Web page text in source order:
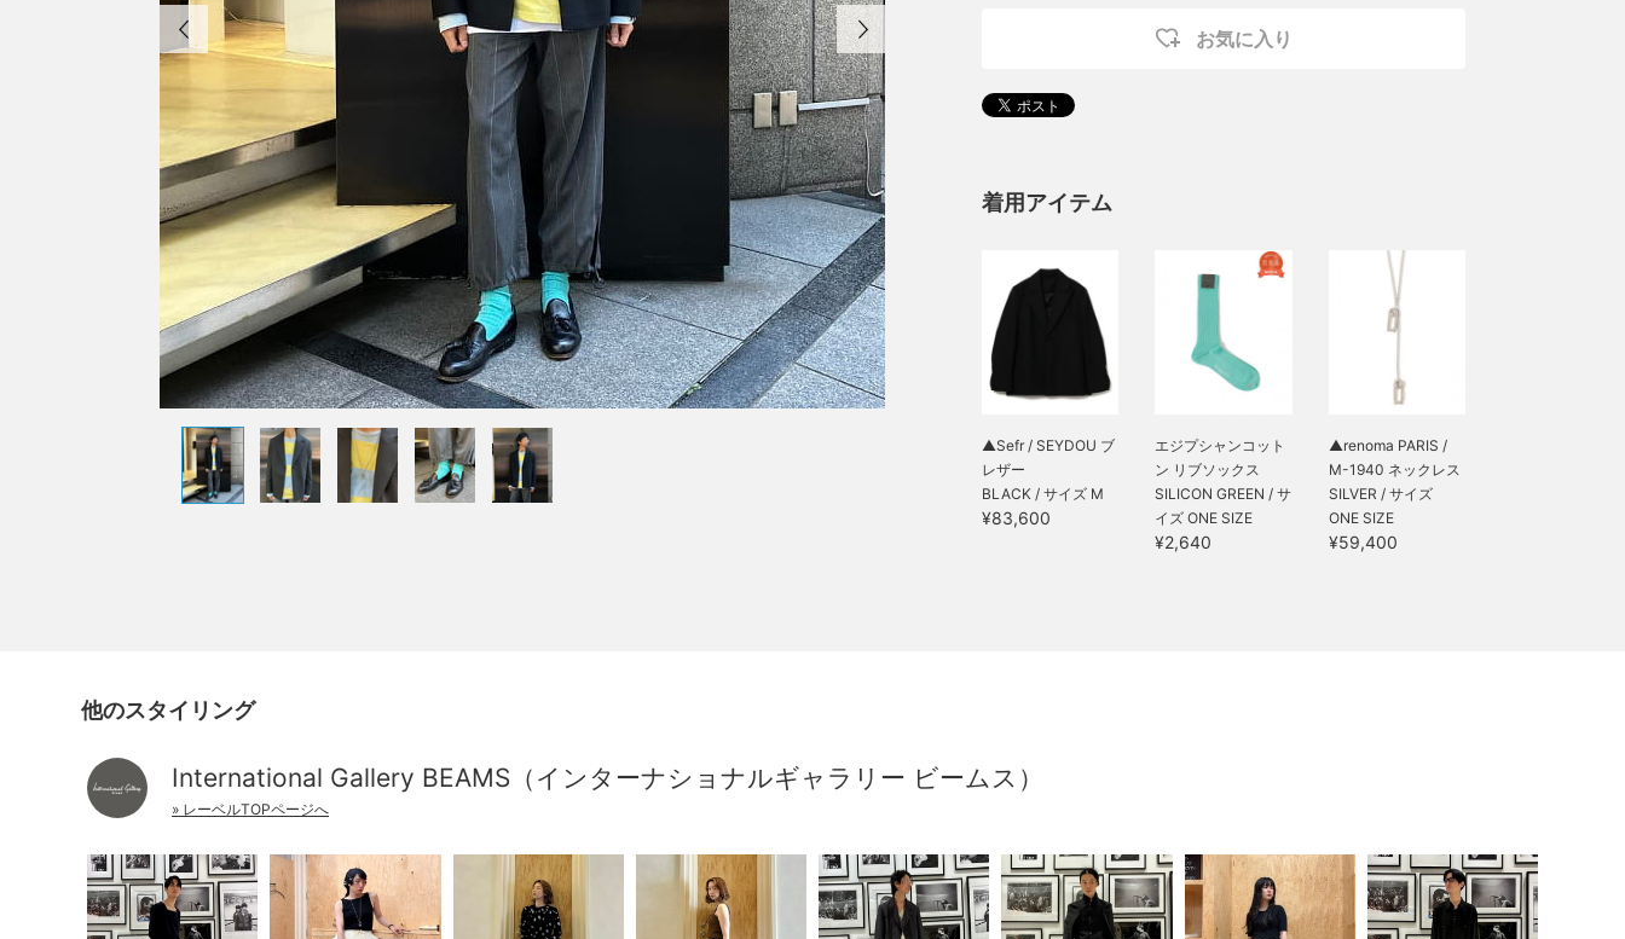
お気に入り
着用アイテム
▲Sefr / SEYDOU ブ
レザー
BLACK / サイズ M
¥83,600
エジプシャンコット
ン リブソックス
SILICON GREEN / サ
イズ ONE SIZE
¥2,640
▲renoma PARIS /
M-1940 ネックレス
SILVER / サイズ
ONE SIZE
¥59,400
他のスタイリング
International Gallery BEAMS（インターナショナルギャラリー ビームス）
» レーベルTOPページへ